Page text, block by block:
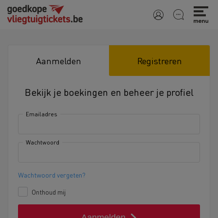
Aanmelden Registreren
Bekijk je boekingen en beheer je profiel
Emailadres
Wachtwoord
Wachtwoord vergeten?
Onthoud mij